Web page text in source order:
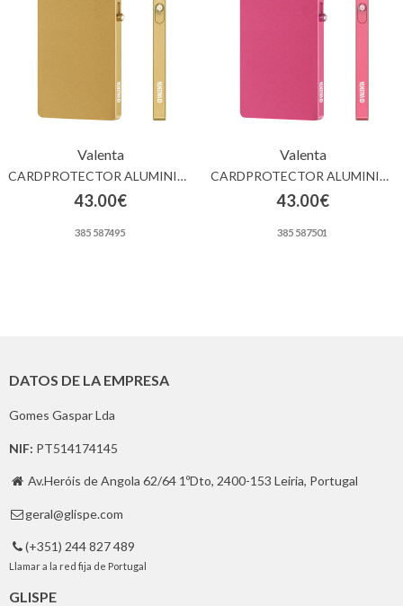
Valenta
CARDPROTECTOR ALUMINIUM MAGSAFE GOLD
43.00€
385 587495
Valenta
CARDPROTECTOR ALUMINIUM MAGSAFE PINK
43.00€
385 587501
DATOS DE LA EMPRESA
Gomes Gaspar Lda
NIF: PT514174145
 Av.Heróis de Angola 62/64 1ºDto, 2400-153 Leiria, Portugal
 geral@glispe.com
 (+351) 244 827 489
Llamar a la red fija de Portugal
GLISPE